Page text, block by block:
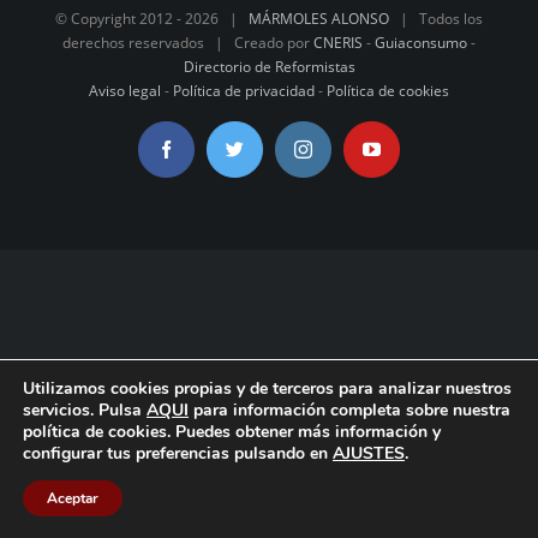
© Copyright 2012 -2026 | MÁRMOLES ALONSO | Todos los
derechos reservados | Creado porCNERIS -Guiaconsumo-
Directorio de Reformistas
Aviso legal - Política de privacidad- Política de cookies
Facebook Twitter InstagramYouTube
Utilizamos cookies propias y de terceros para analizar nuestros
servicios. Pulsa AQUI para información completa sobre nuestra
política de cookies. Puedes obtener más información y
configurar tus preferencias pulsando en AJUSTES.
Aceptar